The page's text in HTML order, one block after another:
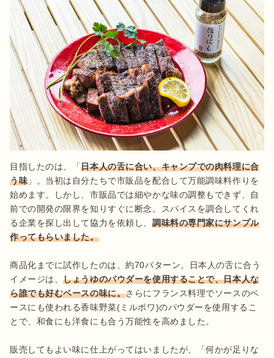
目指したのは、「日本人の舌に合い、キャンプでの肉料理に合
う味 」。当初は自分たちで市販品を配合して万能調味料作りを
始めます。しかし、市販品では細やかな味の調整もできず、自
前での開発の限界を知りすぐに断念。スパイスを調合してくれ
る企業を探し出して協力を依頼し、 調味料の専門家にサンプル
作ってもらいました。
商品化までに試作したのは、約70パターン。日本人の舌に合う
イメージは、しょうゆのパウダーを使用することで、日本人な
ら誰でも好むベースの味に。さらにフランス料理でソースのベ
ースにも使われる香味野菜(ミルポワ)のパウダーを使用するこ
とで、和食にも洋食にも合う万能性を高めました。
販売してもよい味に仕上がってはいましたが、「何かが足りな